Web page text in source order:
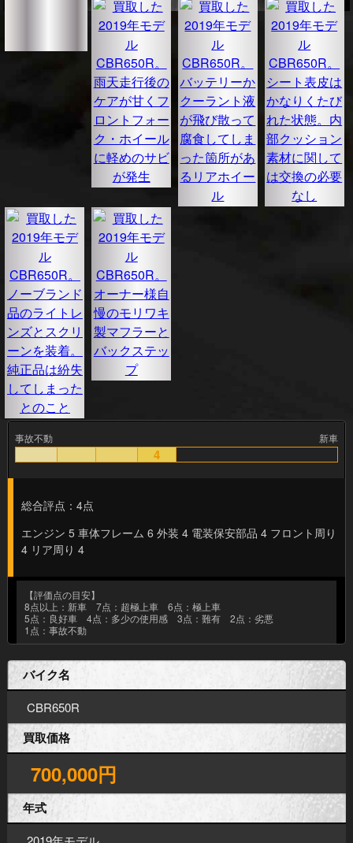
事故不動 新車
4
エンジン 5 車体フレーム 6 外装 4 電装保安部品 4 フロント周り
【評価点の目安】
8点以上：新車 7点：超極上車 6点：極上車
5点：良好車 4点：多少の使用感 3点：難有 2点：劣悪
1点：事故不動
バイク名
CBR650R
買取価格
700,000円
年式